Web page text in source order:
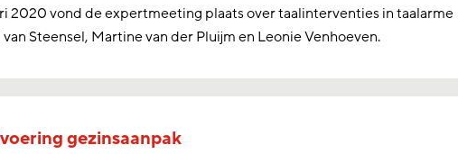
2020 vond de expertmeeting plaats over taalinterventies in taalarme
Steensel, Martine van der Pluijm en Leonie Venhoeven.
gezinsaanpak